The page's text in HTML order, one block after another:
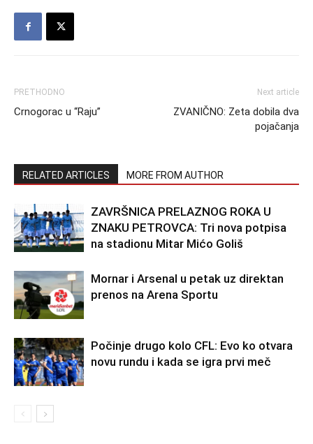
PRETHODNO
Crnogorac u “Raju”
Next article
ZVANIČNO: Zeta dobila dva
pojačanja
RELATED ARTICLES MORE FROM AUTHOR
ZAVRŠNICA PRELAZNOG ROKA U
ZNAKU PETROVCA: Tri nova potpisa
na stadionu Mitar Mićo Goliš
Mornar i Arsenal u petak uz direktan
prenos na Arena Sportu
Počinje drugo kolo CFL: Evo ko otvara
novu rundu i kada se igra prvi meč